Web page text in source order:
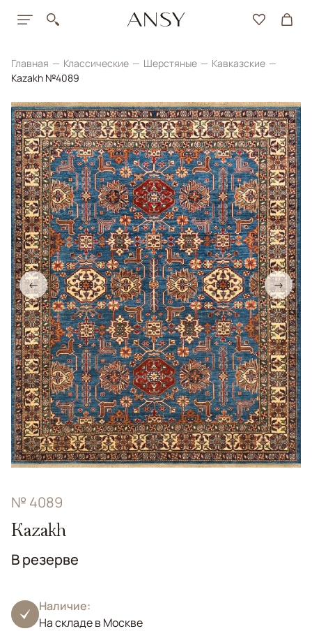
Главная Классические Шерстяные
Кавказские
Kazakh №4089
← →
№ 4089
Kazakh
В резерве
Наличие:
На складе в Москве